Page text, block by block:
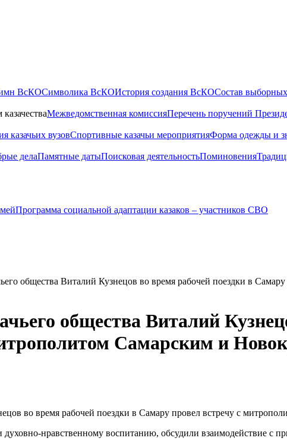
ВсКОСимволика ВсКОИстория создания ВсКОСостав
Межведомственная комиссияПеречень поручений
казачьих вузовСпортивные казачьи мероприятияФорма одежды и
делаПамятные датыПоисковая деятельностьПоминовения
Программа социальной адаптации казаков – участников СВО
общества Виталий Кузнецов во время рабочей поездки в
общества Виталий
Самарским и
во время рабочей поездки в Самару провел встречу с
нравственному воспитанию, обсудили взаимодействие с